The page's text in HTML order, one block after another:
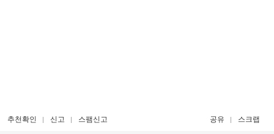
추천확인 신고 스팸신고 공유 스크랩